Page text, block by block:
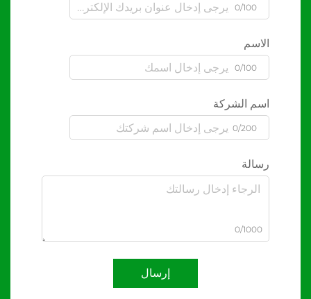
0/100
الاسم
0/100
اسم الشركة
0/200
رسالة
0/1000
إرسال